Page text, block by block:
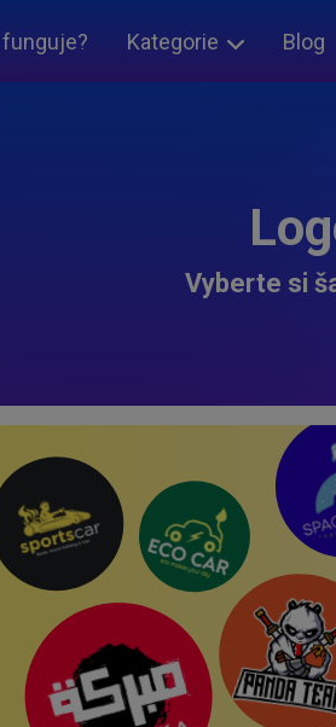
Kategorie Blog
Vyberte si